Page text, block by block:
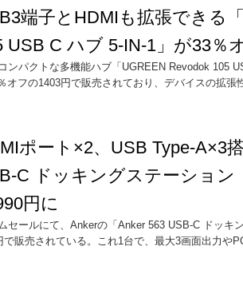
端子とHDMIも拡張できる
USB C ハブ 5-IN-1」が33％
ンパクトな多機能ハブ「UGREEN Revodok 105
オフの1403円で販売されており、デバイスの拡張
ポート×2、USB Type-A×3
C ドッキングステーション
円に
セールにて、Ankerの「Anker 563 USB-C ドッキ
で販売されている。これ1台で、最大3画面出力や